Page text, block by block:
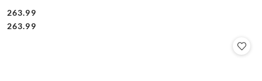
Cena:
263.99
Cena:
263.99